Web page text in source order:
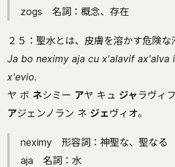
zogs 名詞：概念、存在
２５：聖水とは、皮膚を溶かす危険な
Ja bo neximy aja cu x'alavif ax'alva
x'evio.
ヤ ボ ネシミー アヤ キュ ジャ ラヴィフ
アジェンノラン ネ ジェ ヴィオ。
neximy 形容詞：神聖な、聖なる
aja 名詞：水